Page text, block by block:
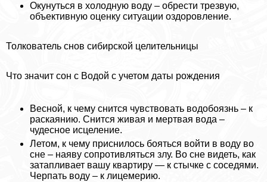
Окунуться в холодную воду – обрести трезвую,
объективную оценку ситуации оздоровление.
Толкователь снов сибирской целительницы
Что значит сон с Водой с учетом даты рождения
Весной, к чему снится чувствовать водобоязнь – к
раскаянию. Снится живая и мертвая вода –
чудесное исцеление.
Летом, к чему приснилось бояться войти в воду во
сне – наяву сопротивляться злу. Во сне видеть, как
затапливает вашу квартиру — к стычке с соседями.
Черпать воду – к лицемерию.